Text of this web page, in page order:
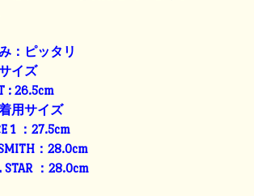
：ピッタリ
イズ
: 26.5cm
用サイズ
1 ：27.5cm
：28.0cm
STAR ：28.0cm